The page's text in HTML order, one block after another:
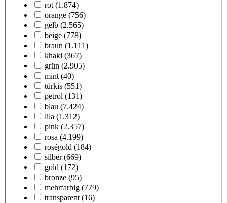
rot (1.874)
orange (756)
gelb (2.565)
beige (778)
braun (1.111)
khaki (367)
grün (2.905)
mint (40)
türkis (551)
petrol (131)
blau (7.424)
lila (1.312)
pink (2.357)
rosa (4.199)
roségold (184)
silber (669)
gold (172)
bronze (95)
mehrfarbig (779)
transparent (16)